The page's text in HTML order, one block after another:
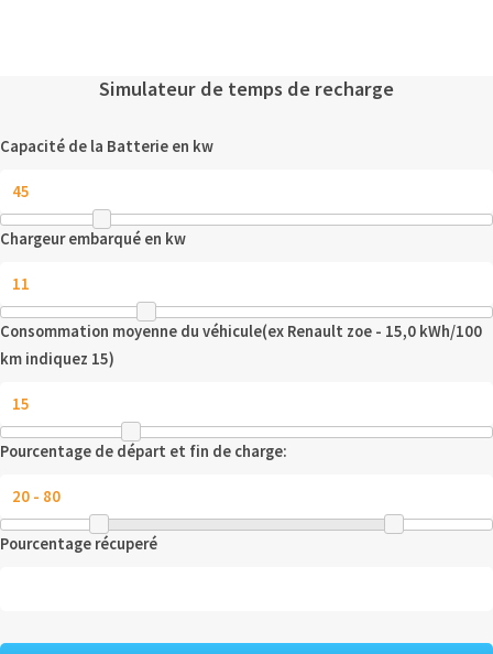
Simulateur de temps de recharge
Capacité de la Batterie en kw
Chargeur embarqué en kw
Consommation moyenne du véhicule(ex Renault zoe - 15,0 kWh/100
km indiquez 15)
Pourcentage de départ et fin de charge:
Pourcentage récuperé